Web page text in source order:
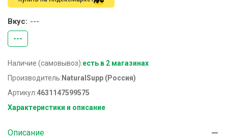
Вкус: ---
---
Наличие (самовывоз):есть в 2 магазинах
Производитель: NaturalSupp (Россия)
Артикул:4631147599575
Характеристики и описание
Описание